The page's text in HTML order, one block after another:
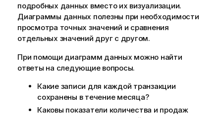
подробных данных вместо их визуализации.
Диаграммы данных полезны при необходимости
просмотра точных значений и сравнения
отдельных значений друг с другом.
При помощи диаграмм данных можно найти
ответы на следующие вопросы.
Какие записи для каждой транзакции
сохранены в течение месяца?
Каковы показатели количества и продаж